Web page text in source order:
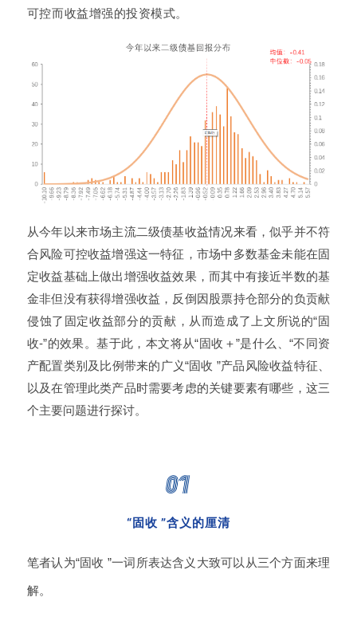
可控而收益增强的投资模式。
从今年以来市场主流二级债基收益情况来看，似乎并不符
合风险可控收益增强这一特征，市场中多数基金未能在固
定收益基础上做出增强收益效果，而其中有接近半数的基
金非但没有获得增强收益，反倒因股票持仓部分的负贡献
侵蚀了固定收益部分的贡献，从而造成了上文所说的“固
收-”的效果。基于此，本文将从“固收＋”是什么、“不同资
产配置类别及比例带来的广义“固收 ”产品风险收益特征、
以及在管理此类产品时需要考虑的关键要素有哪些，这三
个主要问题进行探讨。
“固收 ”含义的厘清
笔者认为“固收 ”一词所表达含义大致可以从三个方面来理
解。